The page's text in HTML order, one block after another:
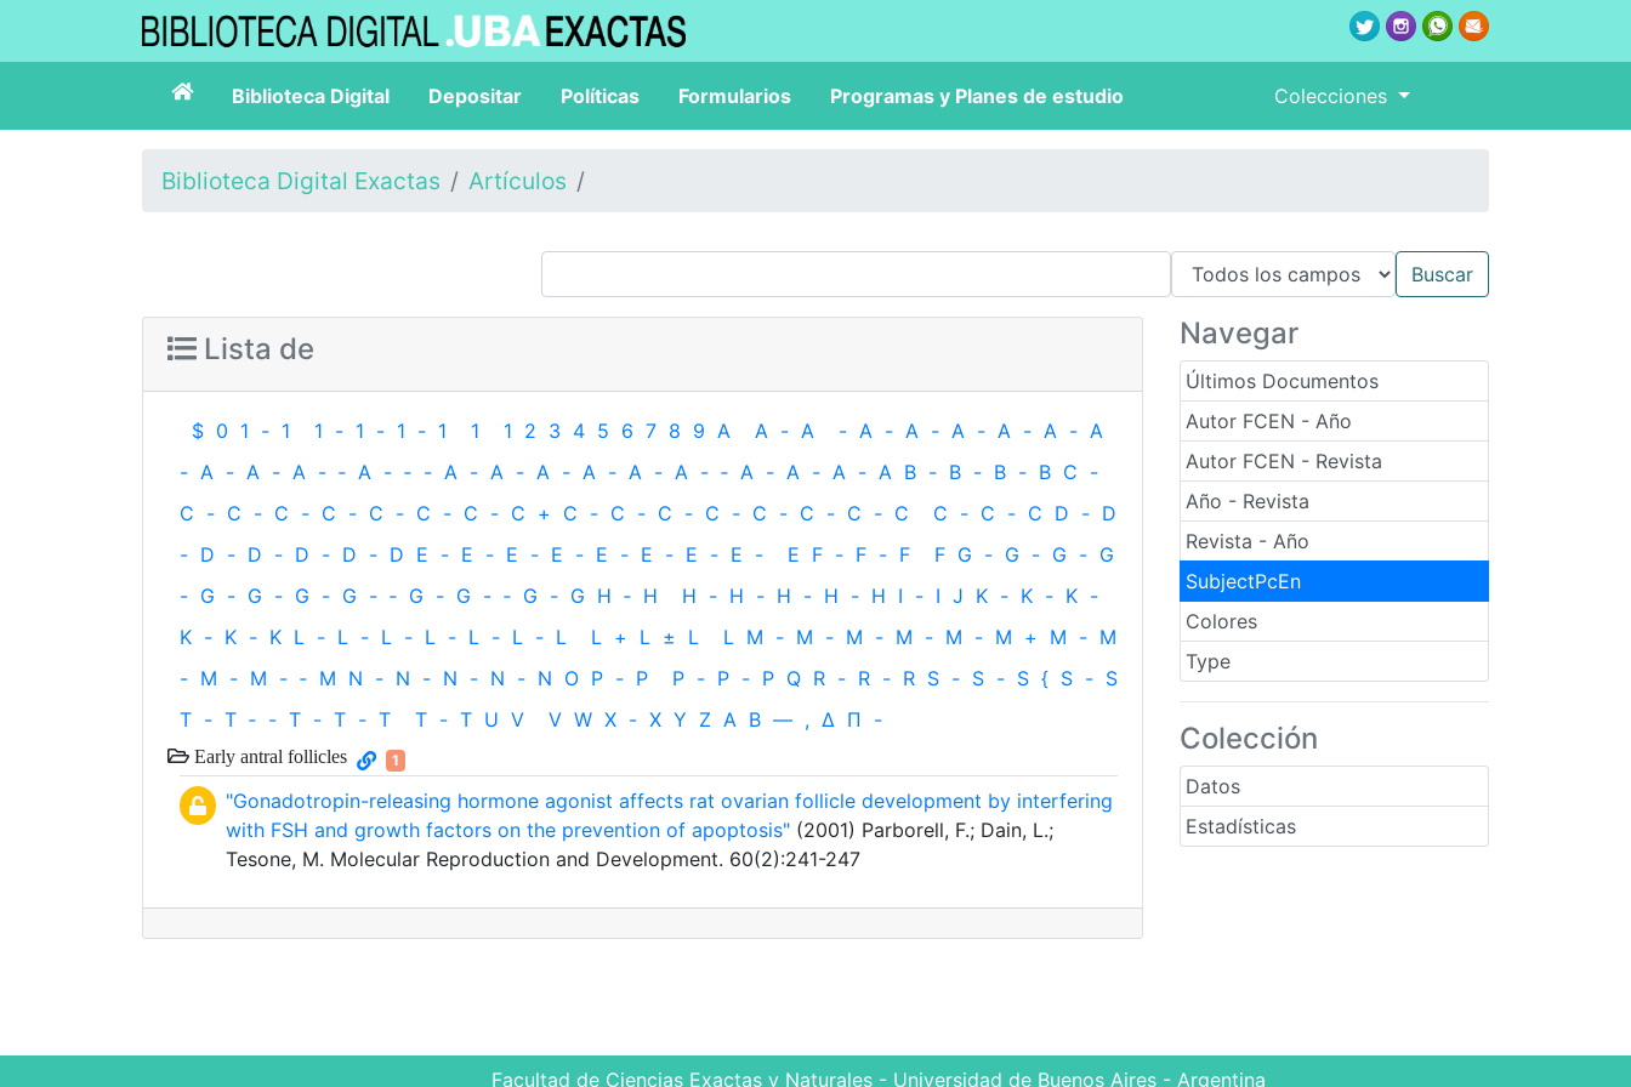
Biblioteca Digital Depositar Políticas Formularios Programas y Planes de estudio Colecciones
Biblioteca Digital Exactas Artículos
Navegar
Últimos Documentos
Autor FCEN - Año
Autor FCEN - Revista
Año - Revista
Revista - Año
SubjectPcEn
Colores
Type
Colección
Datos
Estadísticas
Lista de
$ 0 1 - 1 1 - 1 - 1 - 1 1 1 2 3 4 5 6 7 8 9 A A - A - A - A - A - A - A - A
- A - A - A - ‐ A - ‐ - A - A - A - A - A - A - ‐ A - A - A - A B - B - B - B C -
C - C - C - C - C - C - C - C + C - C - C - C - C - C - C - C C - C - C D - D
- D - D - D - D - D E - E - E - E - E - E - E - E - E F - F - F F G - G - G - G
- G - G - G - G - ‐ G - G - ‐ G - G H ‐ H H - H - H - H - H I - I J K - K - K -
K - K - K L - L - L - L - L - L - L L + L ± L L M - M - M - M - M - M + M - M
- M - M - ‐ M N - N - N - N - N O P - P P - P - P Q R - R - R S - S - S { S - S
T - T ‐ - T - T - T T - T U V V W X - X Y Z Α Β — , Δ Π -
Early antral follicles 1
"Gonadotropin-releasing hormone agonist affects rat ovarian follicle development by interfering
with FSH and growth factors on the prevention of apoptosis" (2001) Parborell, F.; Dain, L.;
Tesone, M. Molecular Reproduction and Development. 60(2):241-247
Facultad de Ciencias Exactas y Naturales - Universidad de Buenos Aires - Argentina